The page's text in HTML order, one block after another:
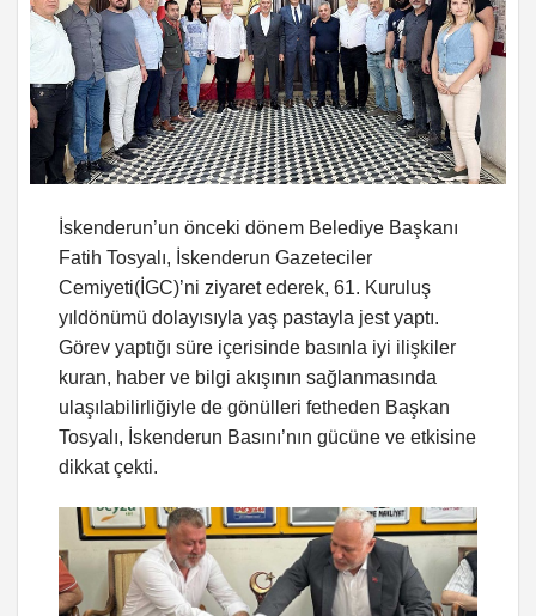
İskenderun’un önceki dönem Belediye Başkanı
Fatih Tosyalı, İskenderun Gazeteciler
Cemiyeti(İGC)’ni ziyaret ederek, 61. Kuruluş
yıldönümü dolayısıyla yaş pastayla jest yaptı.
Görev yaptığı süre içerisinde basınla iyi ilişkiler
kuran, haber ve bilgi akışının sağlanmasında
ulaşılabilirliğiyle de gönülleri fetheden Başkan
Tosyalı, İskenderun Basını’nın gücüne ve etkisine
dikkat çekti.